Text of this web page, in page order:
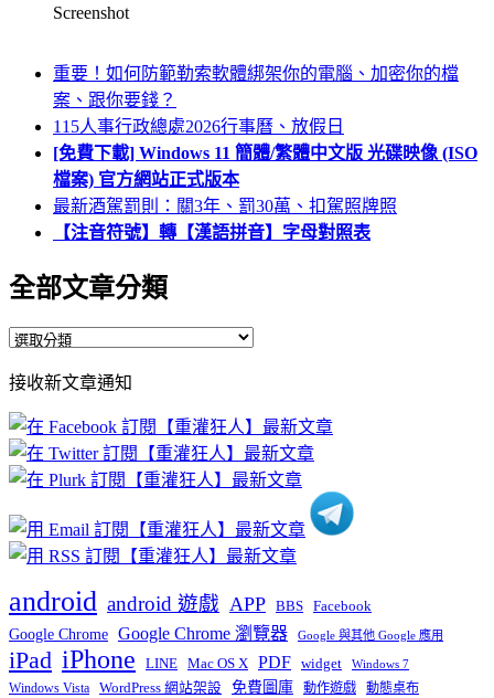
Screenshot
重要！如何防範勒索軟體綁架你的電腦、加密你的檔
案、跟你要錢？
115人事行政總處2026行事曆、放假日
[免費下載] Windows 11 簡體/繁體中文版 光碟映像 (ISO
檔案) 官方網站正式版本
最新酒駕罰則：關3年、罰30萬、扣駕照牌照
【注音符號】轉【漢語拼音】字母對照表
全部文章分類
全
文
章
分
類
接收新文章通知
android android 遊戲 APP BBS Facebook
Google Chrome Google Chrome 瀏覽器 Google 與其他 Google 應用
iPad iPhone LINE Mac OS X PDF widget Windows 7
Windows Vista WordPress 網站架設 免費圖庫 動作遊戲 動態桌布